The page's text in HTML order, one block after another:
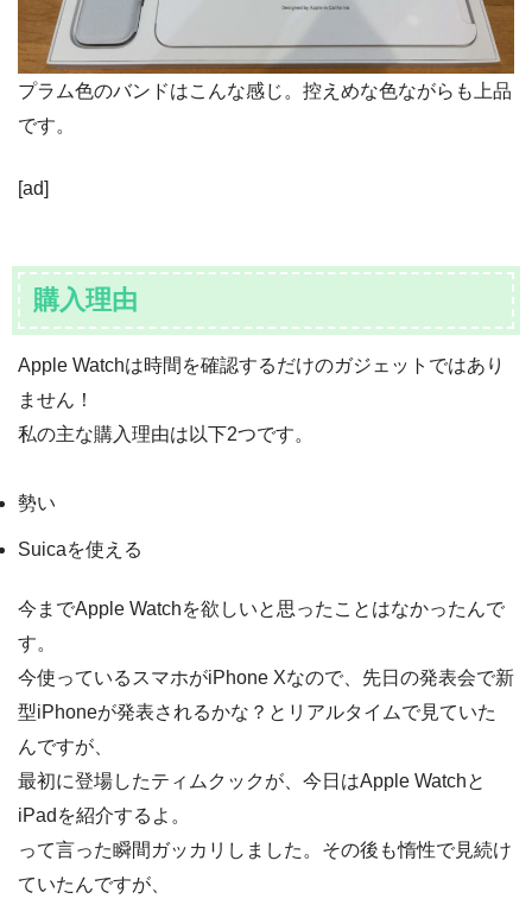
プラム色のバンドはこんな感じ。控えめな色ながらも上品
です。
[ad]
購入理由
Apple Watchは時間を確認するだけのガジェットではあり
ません！
私の主な購入理由は以下2つです。
勢い
Suicaを使える
今までApple Watchを欲しいと思ったことはなかったんで
す。
今使っているスマホがiPhone Xなので、先日の発表会で新
型iPhoneが発表されるかな？とリアルタイムで見ていた
んですが、
最初に登場したティムクックが、今日はApple Watchと
iPadを紹介するよ。
って言った瞬間ガッカリしました。その後も惰性で見続け
ていたんですが、